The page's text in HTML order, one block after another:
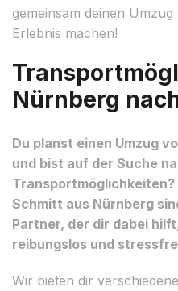
gemeinsam deinen
Erlebnis machen!
Nürnberg
Du planst einen Umzug
und bist auf der Suche
Schmitt aus Nürnberg
Partner, der dir dabei
reibungslos und
Wir bieten dir